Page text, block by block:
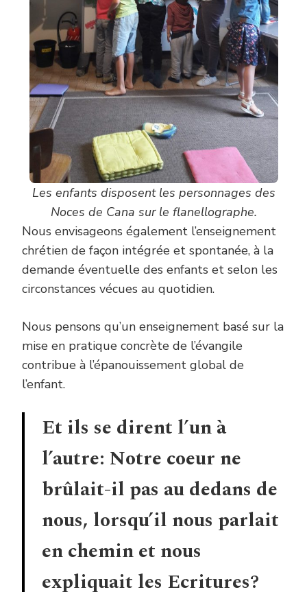
Les enfants disposent les personnages des
Noces de Cana sur le flanellographe.
Nous envisageons également l’enseignement
chrétien de façon intégrée et spontanée, à la
demande éventuelle des enfants et selon les
circonstances vécues au quotidien.
Nous pensons qu’un enseignement basé sur la
mise en pratique concrète de l’évangile
contribue à l’épanouissement global de
l’enfant.
Et ils se dirent l’un à
l’autre: Notre coeur ne
brûlait-il pas au dedans de
nous, lorsqu’il nous parlait
en chemin et nous
expliquait les Ecritures?